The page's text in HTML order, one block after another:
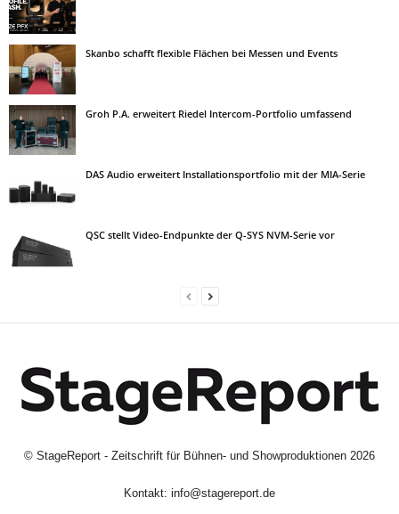
Skanbo schafft flexible Flächen bei Messen und Events
Groh P.A. erweitert Riedel Intercom-Portfolio umfassend
DAS Audio erweitert Installationsportfolio mit der MIA-Serie
QSC stellt Video-Endpunkte der Q-SYS NVM-Serie vor
© StageReport - Zeitschrift für Bühnen- und Showproduktionen 2026
Kontakt: info@stagereport.de